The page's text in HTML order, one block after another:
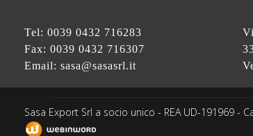
Tel: 0039 0432 716283
Fax: 0039 0432 716307
Email: sasa@sasasrl.it
Sasa Export Srl a socio unico - REA UD-191969 -